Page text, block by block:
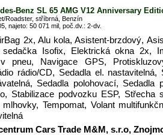
Benz SL 65 AMG V12 Anniversary
Roadster, stříbrná, Benzín
najeto: 50 071 mil, poč.dv.: 2-dv.
2x, Alu kola, Asistent-brzdový,
Isofix, Elektrická okna 2x,
pneu, Navigace GPS,
rádio/CD, Sedadla el. nastavitelná,
Sedadla polohovací, Sedadla
Stabilizace podvozku ESP, Střecha
Tempomat, Volant
Cars Trade M&M, s.r.o,